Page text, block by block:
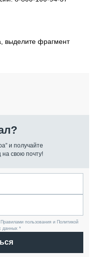
выделите фрагмент
и получайте
свою почту!
пользования и Политикой
данных *